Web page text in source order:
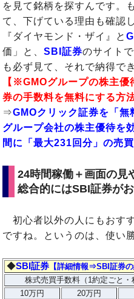
を見て銘柄を探すんです。
て、下げている理由も確認
『ダイヤモンド・ザイ』と
価」と、SBI証券のサイト
も必ず見て、それで納得で
【※GMOグループの株主
券の手数料を無料にする方法
⇒GMOクリック証券を「無
グループ会社の株主優待を
間に「最大231回分」の売
24時間稼働＋画面の見
総合的にはSBI証券が
初心者以外の人にもおす
ですね。というのは、使い
◆SBI証券 【詳細情報⇒SBI証券の
株式売買手数料（1約定ごと・
10万円 20万円